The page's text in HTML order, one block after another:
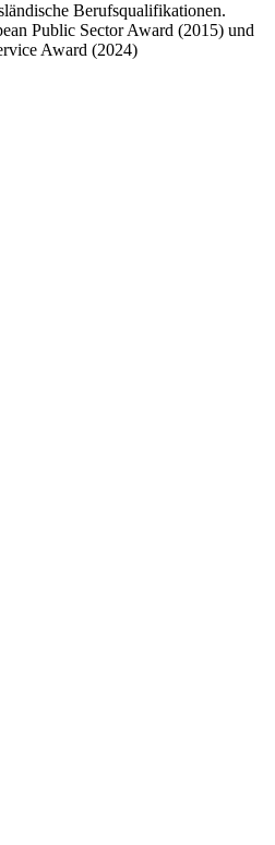
Berufsqualifikationen.
Public Sector Award (2015) und
Award (2024)